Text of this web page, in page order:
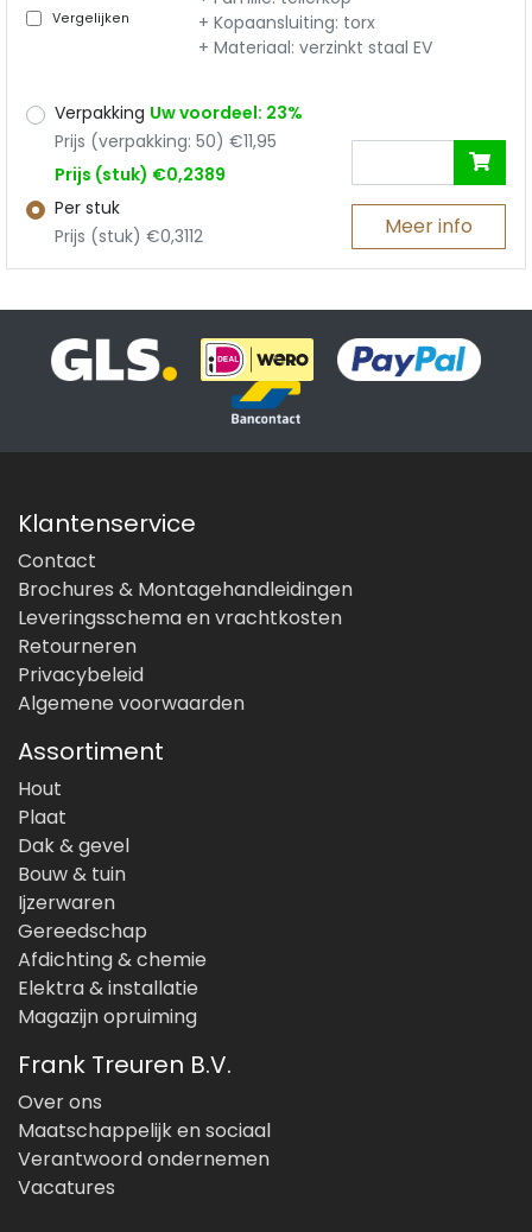
Vergelijken
+ Kopaansluiting: torx
+ Materiaal: verzinkt staal EV
Verpakking Uw voordeel: 23%
Prijs (verpakking: 50) €11,95
Prijs (stuk) €0,2389
Per stuk
Prijs (stuk) €0,3112
Meer info
Klantenservice
Contact
Brochures & Montagehandleidingen
Leveringsschema en vrachtkosten
Retourneren
Privacybeleid
Algemene voorwaarden
Assortiment
Hout
Plaat
Dak & gevel
Bouw & tuin
Ijzerwaren
Gereedschap
Afdichting & chemie
Elektra & installatie
Magazijn opruiming
Frank Treuren B.V.
Over ons
Maatschappelijk en sociaal
Verantwoord ondernemen
Vacatures